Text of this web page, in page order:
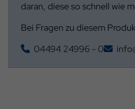
daran, diese so schnell wie
Bei Fragen zu diesem
04494 24996 - 0